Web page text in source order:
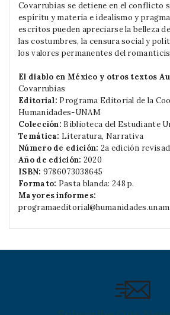
Covarrubias se detiene en el conflicto
espíritu y materia e idealismo y
escritos pueden apreciarse la belleza
las costumbres, la censura social y
los valores permanentes del
El diablo en México y otros textos
Covarrubias
Editorial: Programa Editorial de la
Humanidades-UNAM
Colección: Biblioteca del Estudiante
Temática: Literatura, Narrativa
Número de edición: 2a edición
Año de edición: 2020
ISBN: 9786073038645
Formato: Pasta blanda: 248 p.
Mayores informes: